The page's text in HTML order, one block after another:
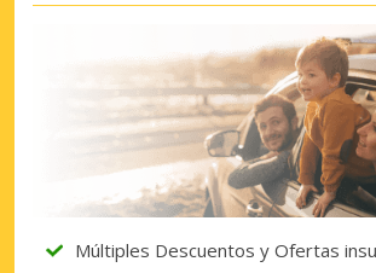
Múltiples Descuentos y Ofertas